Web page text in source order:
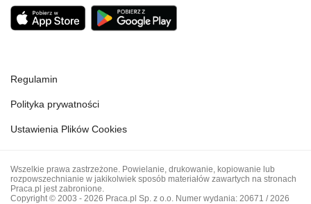
Regulamin
Polityka prywatności
Ustawienia Plików Cookies
Wszelkie prawa zastrzeżone. Powielanie, drukowanie, kopiowanie lub
rozpowszechnianie w jakikolwiek sposób materiałów zawartych na stronach
Praca.pl jest zabronione.
Copyright © 2003 - 2026 Praca.pl Sp. z o.o. Numer wydania: 20671 / 2026